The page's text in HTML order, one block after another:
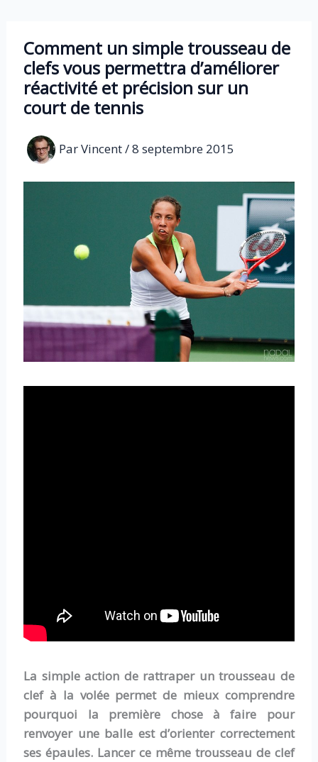
contenuComment un simple trousseau de
clefs vous permettra d’améliorer
réactivité et précision sur un
court de tennis
ParVincent/8 septembre 2015
La simple action de rattraper un trousseau de
clef à la volée permet de mieux comprendre
pourquoi la première chose à faire pour
renvoyer une balle est d’orienter correctement
ses épaules. Lancer ce même trousseau de clef